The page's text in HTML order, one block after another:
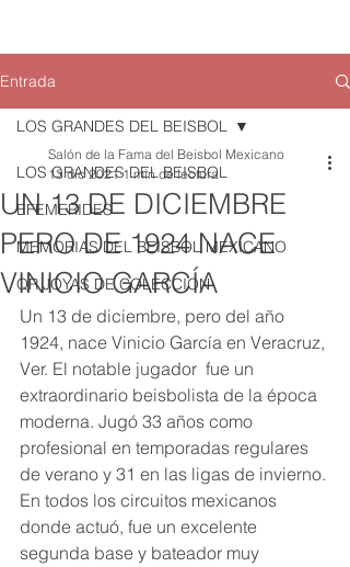
Entrada
LOS GRANDES DEL BEISBOL
EFEMERIDES
MEMORIAS DEL BEISBOL MEXICANO
QR JOYAS DE COLECCION
LOS GRANDES DEL BEISBOL
UN 13 DE DICIEMBRE
PERO DE 1924 NACE
VINICIO GARCÍA
Salón de la Fama del Beisbol Mexicano
13 dic 2021 1 min de lectura
Un 13 de diciembre, pero del año
1924, nace Vinicio García en Veracruz,
Ver. El notable jugador  fue un
extraordinario beisbolista de la época
moderna. Jugó 33 años como
profesional en temporadas regulares
de verano y 31 en las ligas de invierno.
En todos los circuitos mexicanos
donde actuó, fue un excelente
segunda base y bateador muy